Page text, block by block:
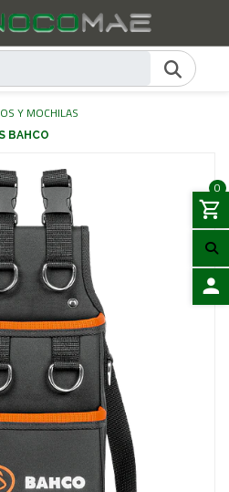
0
Y MOCHILAS
BAHCO